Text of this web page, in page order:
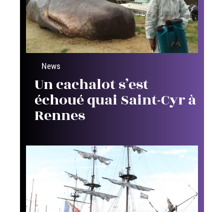
News
Un cachalot s’est
échoué quai Saint-Cyr à
Rennes